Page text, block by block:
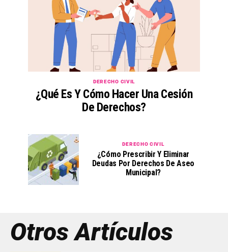
DERECHO CIVIL
¿Qué Es Y Cómo Hacer Una Cesión
De Derechos?
DERECHO CIVIL
¿Cómo Prescribir Y Eliminar
Deudas Por Derechos De Aseo
Municipal?
Otros Artículos